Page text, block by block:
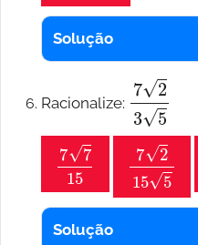
Solução
Racionalize: 7235
7715 72155
Solução